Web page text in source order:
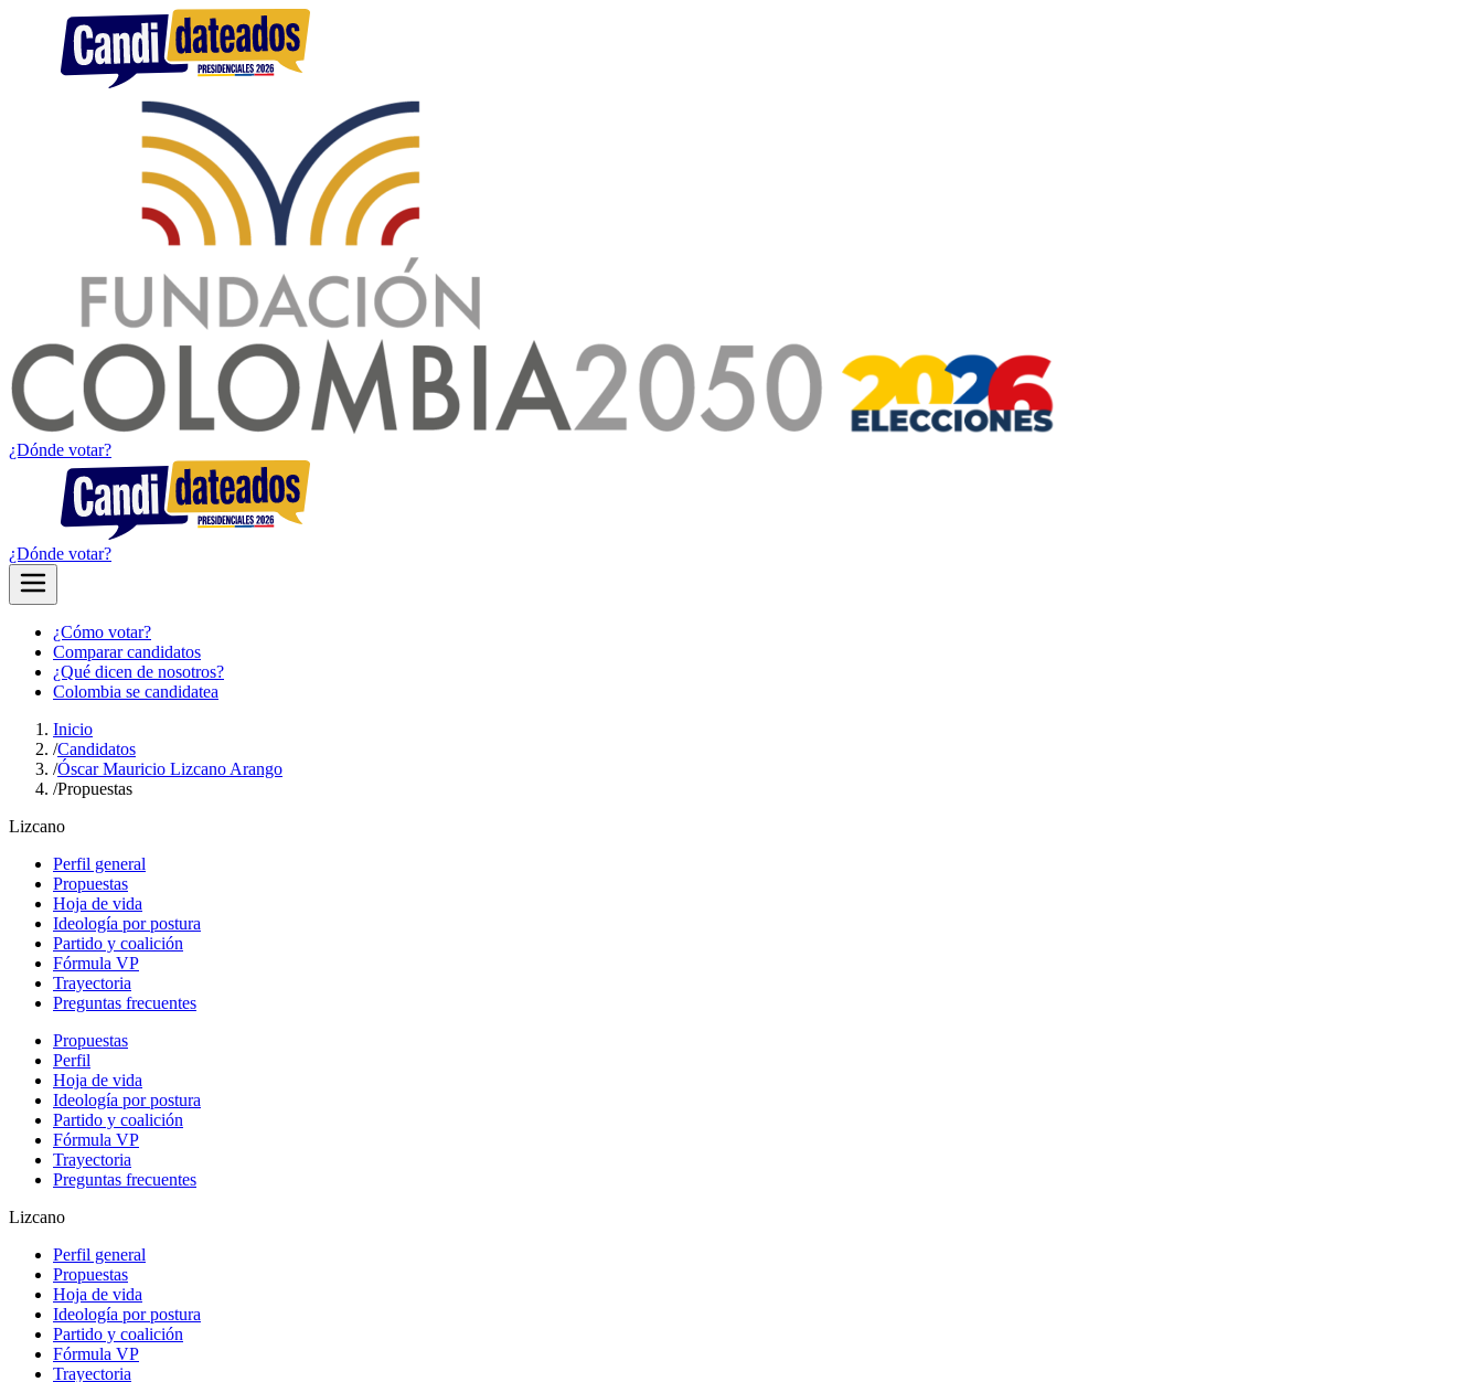
¿Dónde votar?
¿Dónde votar?
¿Cómo votar?
Comparar candidatos
¿Qué dicen de nosotros?
Colombia se candidatea
Inicio
/Candidatos
/Óscar Mauricio Lizcano Arango
/Propuestas
Lizcano
Perfil general
Propuestas
Hoja de vida
Ideología por postura
Partido y coalición
Fórmula VP
Trayectoria
Preguntas frecuentes
Propuestas
Perfil
Hoja de vida
Ideología por postura
Partido y coalición
Fórmula VP
Trayectoria
Preguntas frecuentes
Lizcano
Perfil general
Propuestas
Hoja de vida
Ideología por postura
Partido y coalición
Fórmula VP
Trayectoria